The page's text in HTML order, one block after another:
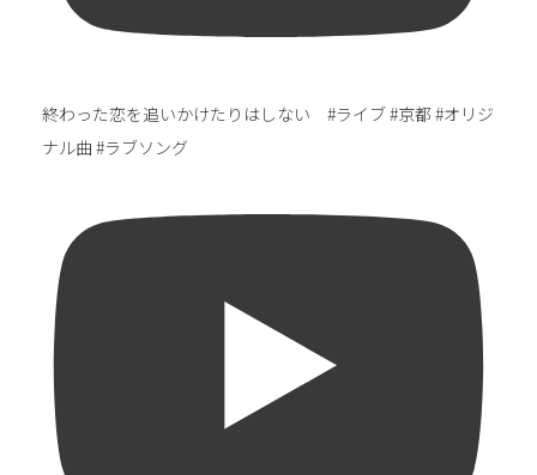
終わった恋を追いかけたりはしない #ライブ #京都 #オリジ
ナル曲 #ラブソング